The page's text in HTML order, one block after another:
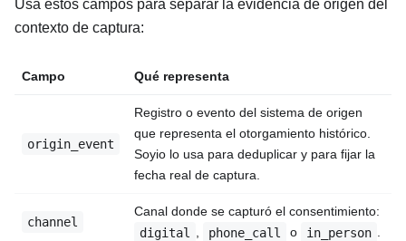
Usa estos campos para separar la evidencia de origen del
contexto de captura:
Campo Qué representa
origin_event
Registro o evento del sistema de origen
que representa el otorgamiento histórico.
Soyio lo usa para deduplicar y para fijar la
fecha real de captura.
channel
Canal donde se capturó el consentimiento:
digital
phone_call o in_person